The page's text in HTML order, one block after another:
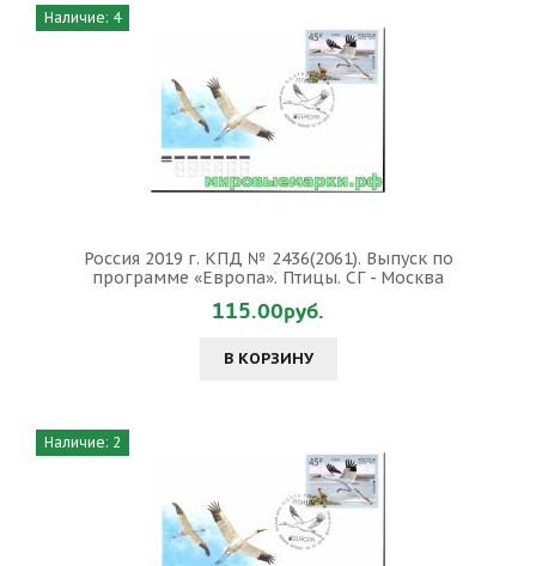
Наличие: 4
Россия 2019 г. КПД № 2436(2061). Выпуск по
программе «Европа». Птицы. СГ - Москва
115.00руб.
В КОРЗИНУ
Наличие: 2